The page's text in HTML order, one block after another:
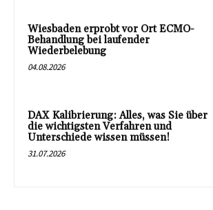
Wiesbaden erprobt vor Ort ECMO-
Behandlung bei laufender
Wiederbelebung
04.08.2026
DAX Kalibrierung: Alles, was Sie über
die wichtigsten Verfahren und
Unterschiede wissen müssen!
31.07.2026